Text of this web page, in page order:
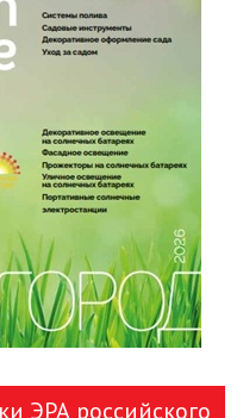
КЛЕЙКИЕ ЛЕНТЫ
СВЕТОДИОДНЫЕ
СВЕТИЛЬНИКИ
ЛЮСТРЫ
СИСТЕМЫ
(LED МОДУЛИ)
СВЕТИЛЬНИКИ
ЭРА российского